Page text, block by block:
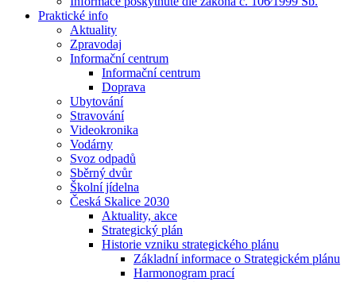
Praktické info
Aktuality
Zpravodaj
Informační centrum
Informační centrum
Doprava
Ubytování
Stravování
Videokronika
Vodárny
Svoz odpadů
Sběrný dvůr
Školní jídelna
Česká Skalice 2030
Aktuality, akce
Strategický plán
Historie vzniku strategického plánu
Základní informace o Strategickém plánu
Harmonogram prací